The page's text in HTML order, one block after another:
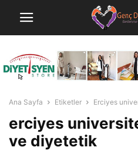
Ana Sayfa Etiketler Erciyes
erciyes
ve diyetetik